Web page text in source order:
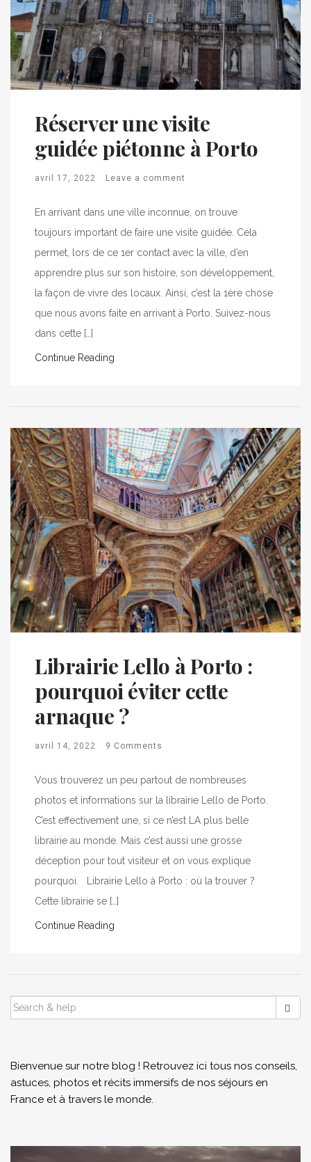
Réserver une visite
guidée piétonne à Porto
avril 17, 2022 Leave a comment
En arrivant dans une ville inconnue, on trouve
toujours important de faire une visite guidée. Cela
permet, lors de ce 1er contact avec la ville, d’en
apprendre plus sur son histoire, son développement,
la façon de vivre des locaux. Ainsi, c’est la 1ère chose
que nous avons faite en arrivant à Porto. Suivez-nous
dans cette […]
Continue Reading
Librairie Lello à Porto :
pourquoi éviter cette
arnaque ?
avril 14, 2022 9 Comments
Vous trouverez un peu partout de nombreuses
photos et informations sur la librairie Lello de Porto.
C’est effectivement une, si ce n’est LA plus belle
librairie au monde. Mais c’est aussi une grosse
déception pour tout visiteur et on vous explique
pourquoi. Librairie Lello à Porto : où la trouver ?
Cette librairie se […]
Continue Reading
SEARCH
FOR:
Bienvenue sur notre blog ! Retrouvez ici tous nos conseils,
astuces, photos et récits immersifs de nos séjours en
France et à travers le monde.